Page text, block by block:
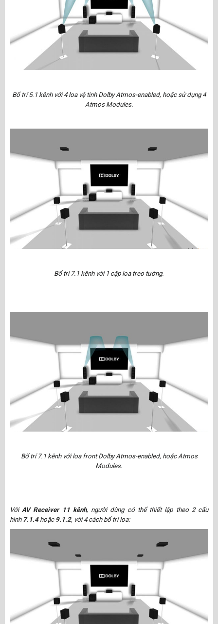
Bố trí 5.1 kênh với 4 loa vệ tinh Dolby Atmos-enabled, hoặc sử dụng 4
Atmos Modules.
Bố trí 7.1 kênh với 1 cặp loa treo tường.
Bố trí 7.1 kênh với loa front Dolby Atmos-enabled, hoặc Atmos
Modules.
VớiAV Receiver 11 kênh, người dùng có thể thiết lập theo 2 cấu
hình 7.1.4hoặc 9.1.2, với 4 cách bố trí loa: